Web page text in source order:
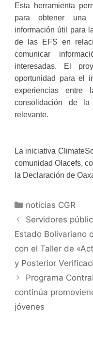
Esta herramienta
para obtener una
información útil para
de las EFS en
comunicar
interesadas. El
oportunidad para el
experiencias
consolidación de la
relevante.
La iniciativa
comunidad Olacefs,
la Declaración de
noticias CGR
Servidores
Estado Bolivariano
con el Taller de
y Posterior
Programa
continúa
jóvenes